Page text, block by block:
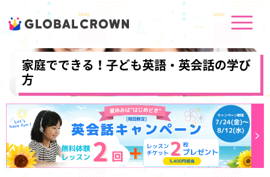
家庭でできる！子ども英語・英会話の学び
方